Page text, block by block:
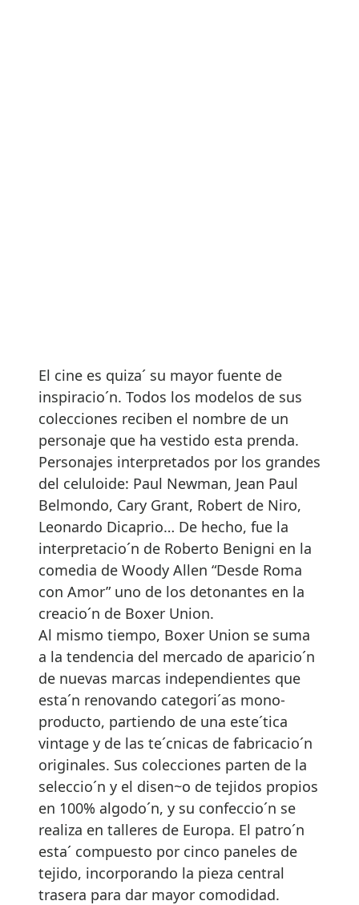
El cine es quiza´ su mayor fuente de
inspiracio´n. Todos los modelos de sus
colecciones reciben el nombre de un
personaje que ha vestido esta prenda.
Personajes interpretados por los grandes
del celuloide: Paul Newman, Jean Paul
Belmondo, Cary Grant, Robert de Niro,
Leonardo Dicaprio… De hecho, fue la
interpretacio´n de Roberto Benigni en la
comedia de Woody Allen “Desde Roma
con Amor” uno de los detonantes en la
creacio´n de Boxer Union.
Al mismo tiempo, Boxer Union se suma
a la tendencia del mercado de aparicio´n
de nuevas marcas independientes que
esta´n renovando categori´as mono-
producto, partiendo de una este´tica
vintage y de las te´cnicas de fabricacio´n
originales. Sus colecciones parten de la
seleccio´n y el disen~o de tejidos propios
en 100% algodo´n, y su confeccio´n se
realiza en talleres de Europa. El patro´n
esta´ compuesto por cinco paneles de
tejido, incorporando la pieza central
trasera para dar mayor comodidad.